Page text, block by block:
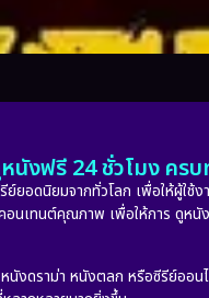
นังฟรี 24 ชั่วโมง คร
อดนิยมจากทั่วโลก เพื่อให้ผู้ใ
นเทนต์คุณภาพ เพื่อให้การ ดูห
นังดราม่า หนังตลก หรือซีรีย์อ